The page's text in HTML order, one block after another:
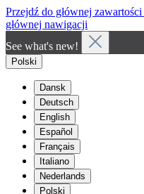
Przejdź do głównej zawartości
głównej nawigacji
See what's new!
Polski
Dansk
Deutsch
English
Español
Français
Italiano
Nederlands
Polski